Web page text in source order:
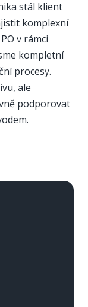
stál klient
komplexní
v rámci
kompletní
procesy.
ale
podporovat